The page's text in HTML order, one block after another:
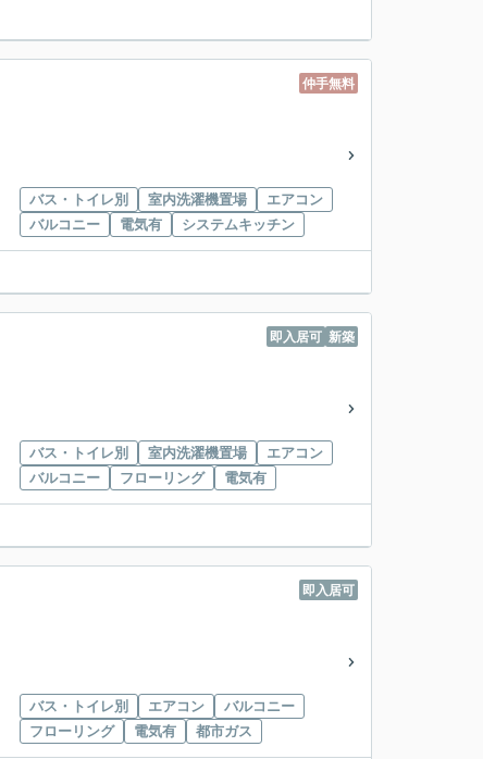
仲手無料
バス・トイレ別
室内洗濯機置場
エアコン
バルコニー
電気有 システムキッチン
即入居可 新築
バス・トイレ別
室内洗濯機置場
エアコン
バルコニー
フローリング 電気有
即入居可
バス・トイレ別
エアコン
バルコニー
フローリング
電気有 都市ガス